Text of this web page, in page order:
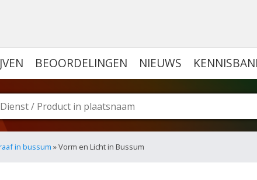
BEOORDELINGEN NIEUWS
in bussum » Vorm en Licht in Bussum